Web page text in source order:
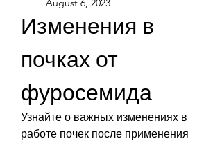
August 6, 2023
Изменения в
почках от
фуросемида
Узнайте о важных изменениях в
работе почек после применения